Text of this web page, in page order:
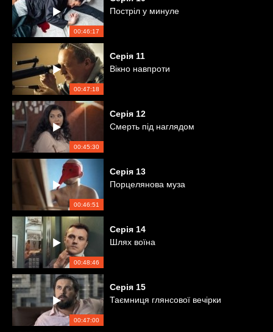
00:46:17
Постріл у минуле
00:47:18
Серія 11
Вікно навпроти
00:45:30
Серія 12
Смерть під наглядом
00:46:51
Серія 13
Порцелянова муза
00:48:46
Серія 14
Шлях воїна
00:47:00
Серія 15
Таємниця глянсової вечірки